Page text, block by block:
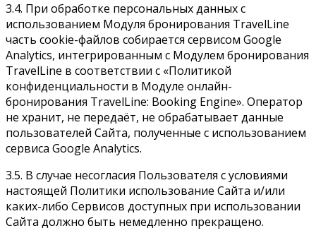
3.4. При обработке персональных данных с
использованием Модуля бронирования TravelLine
часть cookie-файлов собирается сервисом Google
Analytics, интегрированным с Модулем бронирования
TravelLine в соответствии с «Политикой
конфиденциальности в Модуле онлайн-
бронирования TravelLine: Booking Engine». Оператор
не хранит, не передаёт, не обрабатывает данные
пользователей Сайта, полученные с использованием
сервиса Google Analytics.
3.5. В случае несогласия Пользователя с условиями
настоящей Политики использование Сайта и/или
каких-либо Сервисов доступных при использовании
Сайта должно быть немедленно прекращено.